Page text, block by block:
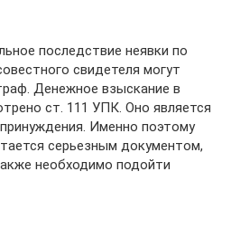
последствие неявки по
свидетеля могут
Денежное взыскание в
ст. 111 УПК. Оно является
Именно поэтому
серьезным документом,
необходимо подойти